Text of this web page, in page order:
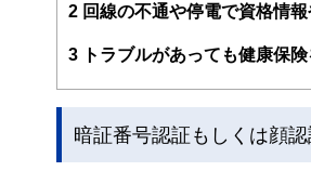
2 回線の不通や停電で資格情
3 トラブルがあっても健康保
暗証番号認証もしくは顔